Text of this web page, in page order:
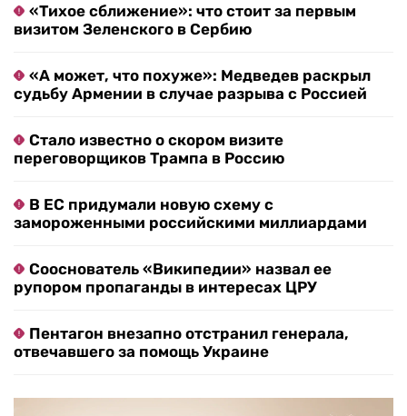
«Тихое сближение»: что стоит за первым
визитом Зеленского в Сербию
«А может, что похуже»: Медведев раскрыл
судьбу Армении в случае разрыва с Россией
Стало известно о скором визите
переговорщиков Трампа в Россию
В ЕС придумали новую схему с
замороженными российскими миллиардами
Сооснователь «Википедии» назвал ее
рупором пропаганды в интересах ЦРУ
Пентагон внезапно отстранил генерала,
отвечавшего за помощь Украине